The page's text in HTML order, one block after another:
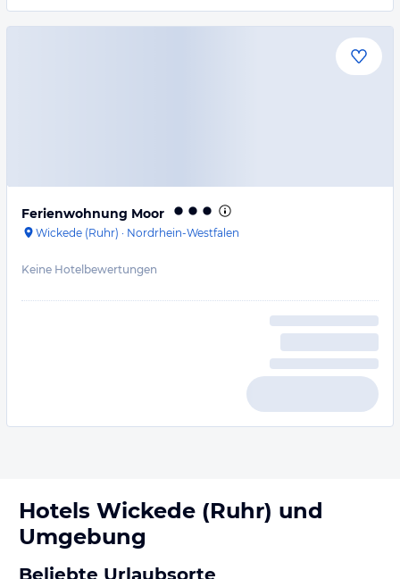
Ferienwohnung Moor
Wickede (Ruhr) · Nordrhein-Westfalen
Keine Hotelbewertungen
Hotels Wickede (Ruhr) und
Umgebung
Beliebte Urlaubsorte